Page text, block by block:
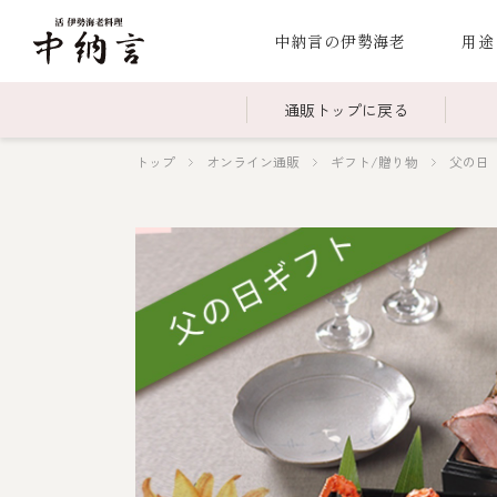
中納言の伊勢海老 用
通販トップに戻る
伊勢海老
お造り（お刺身） 焼物 蒸し ボイル伊勢海
海鮮鍋
スープ・スープカレー
伊勢海老料理（中納言厨房）
￥15,000～￥19,999
伊勢海老料理一覧
トップ オンライン通販 ギフト/贈り物 父の日